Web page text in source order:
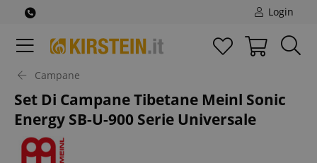
Login
Campane
Set Di Campane Tibetane Meinl Sonic
Energy SB-U-900 Serie Universale